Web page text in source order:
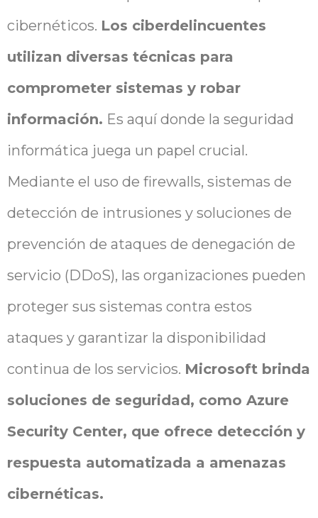
cibernéticos. Los ciberdelincuentes
utilizan diversas técnicas para
comprometer sistemas y robar
información. Es aquí donde la seguridad
informática juega un papel crucial.
Mediante el uso de firewalls, sistemas de
detección de intrusiones y soluciones de
prevención de ataques de denegación de
servicio (DDoS), las organizaciones pueden
proteger sus sistemas contra estos
ataques y garantizar la disponibilidad
continua de los servicios. Microsoft brinda
soluciones de seguridad, como Azure
Security Center, que ofrece detección y
respuesta automatizada a amenazas
cibernéticas.